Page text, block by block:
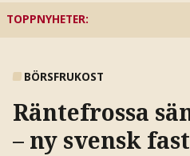
TOPPNYHETER:
BÖRSFRUKOST
Räntefrossa
– ny svensk